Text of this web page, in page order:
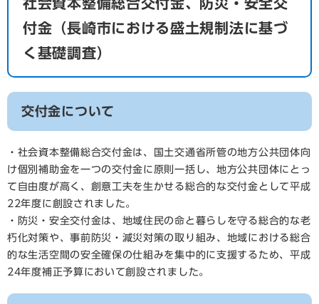
社会資本整備総合交付金、防災・安全交
付金（長崎市における盛土規制法に基づ
く基礎調査）
交付金について
・社会資本整備総合交付金は、国土交通省所管の地方公共団体向
け個別補助金を一つの交付金に原則一括し、地方公共団体にとっ
て自由度が高く、創意工夫を生かせる総合的な交付金として平成
22年度に創設されました。
・防災・安全交付金は、地域住民の命と暮らしを守る総合的な老
朽化対策や、事前防災・減災対策の取り組み、地域における総合
的な生活空間の安全確保の仕組みを集中的に支援するため、平成
24年度補正予算において創設されました。​